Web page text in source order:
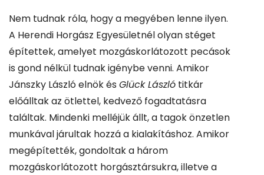
Nem tudnak róla, hogy a megyében lenne ilyen.
A Herendi Horgász Egyesületnél olyan stéget
építettek, amelyet mozgáskorlátozott pecások
is gond nélkül tudnak igénybe venni. Amikor
Jánszky László elnök és Glück László titkár
előálltak az ötlettel, kedvező fogadtatásra
találtak. Mindenki melléjük állt, a tagok önzetlen
munkával járultak hozzá a kialakításhoz. Amikor
megépítették, gondoltak a három
mozgáskorlátozott horgásztársukra, illetve a